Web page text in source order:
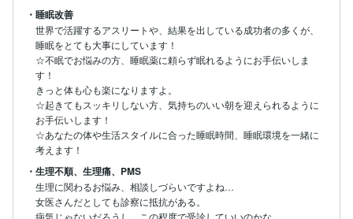
・睡眠改善
世界で活躍するアスリートや、結果を出している成功者の多くが、
睡眠をとても大事にしています！
☆不眠でお悩みの方、睡眠薬に頼らず眠れるようにお手伝いしま
す！
きっと体も心も楽になりますよ。
☆起きてもスッキリしない方、気持ちのいい朝を迎えられるように
お手伝いします！
☆あなたの体や生活スタイルに合った睡眠時間、睡眠環境を一緒に
考えます！
・生理不順、生理痛、PMS
生理に関わるお悩み、相談しづらいですよね…
女医さんだとしても診察に抵抗がある。
病気じゃないだろうし、この程度で受診していいのかな。